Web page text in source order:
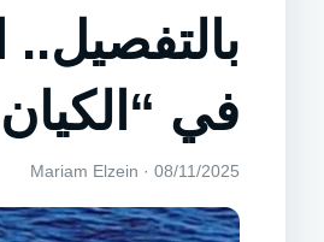
بالتفصيل..
في
08/11/2025 · Mariam Elzein